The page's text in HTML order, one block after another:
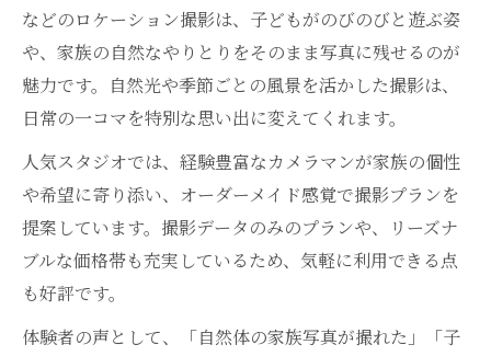
などのロケーション撮影は、子どもがのびのびと遊ぶ姿
や、家族の自然なやりとりをそのまま写真に残せるのが
魅力です。自然光や季節ごとの風景を活かした撮影は、
日常の一コマを特別な思い出に変えてくれます。
人気スタジオでは、経験豊富なカメラマンが家族の個性
や希望に寄り添い、オーダーメイド感覚で撮影プランを
提案しています。撮影データのみのプランや、リーズナ
ブルな価格帯も充実しているため、気軽に利用できる点
も好評です。
体験者の声として、「自然体の家族写真が撮れた」「子